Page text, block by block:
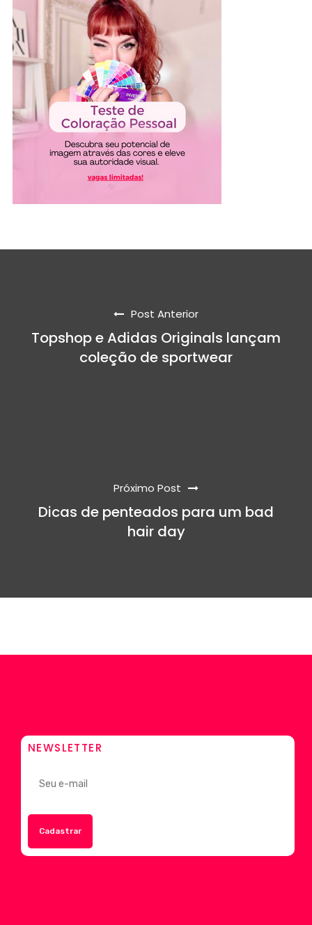
Post Anterior
Topshop e Adidas Originals lançam
coleção de sportwear
Próximo Post
Dicas de penteados para um bad
hair day
NEWSLETTER